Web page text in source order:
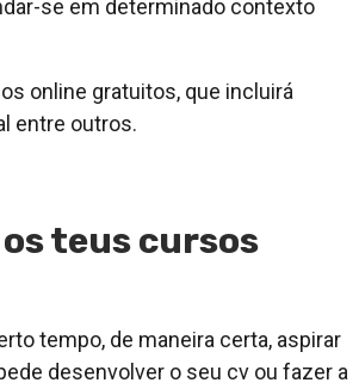
se em determinado contexto
online gratuitos, que incluirá
entre outros.
teus cursos
tempo, de maneira certa, aspirar
desenvolver o seu cv ou fazer a